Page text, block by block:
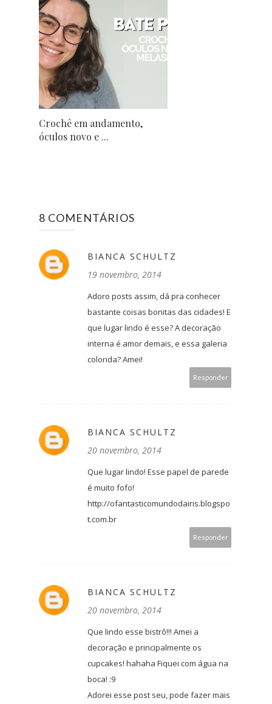
Crochê em andamento,
óculos novo e ...
8 COMENTÁRIOS
BIANCA SCHULTZ
19 novembro, 2014
Adoro posts assim, dá pra conhecer
bastante coisas bonitas das cidades! E
que lugar lindo é esse? A decoração
interna é amor demais, e essa galeria
colorida? Amei!
Responder
BIANCA SCHULTZ
20 novembro, 2014
Que lugar lindo! Esse papel de parede
é muito fofo!
http://ofantasticomundodairis.blogspo
t.com.br
Responder
BIANCA SCHULTZ
20 novembro, 2014
Que lindo esse bistrô!!! Amei a
decoração e principalmente os
cupcakes! hahaha Fiquei com água na
boca! :9
Adorei esse post seu, pode fazer mais